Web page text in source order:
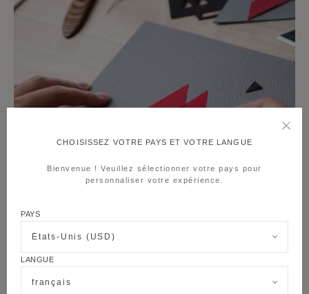
CHOISISSEZ VOTRE PAYS ET VOTRE LANGUE
Bienvenue ! Veuillez sélectionner votre pays pour
personnaliser votre expérience.
PAYS
États-Unis (USD)
LANGUE
français